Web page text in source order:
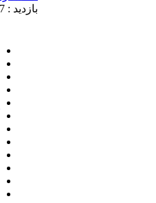
بازدید : 20937